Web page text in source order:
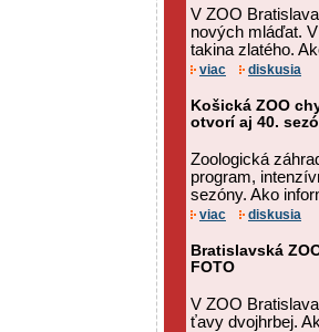
V ZOO
nových mláďat.
takina zlatého.
viac diskusia
Košická ZOO
otvorí aj 40.
Zoologická
program,
sezóny. Ako
viac diskusia
Bratislavská
FOTO
V ZOO
ťavy dvojhrbej.